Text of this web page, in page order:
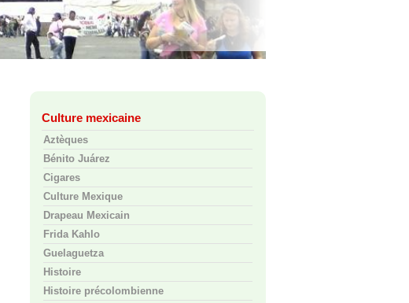
Culture mexicaine
Aztèques
Bénito Juárez
Cigares
Culture Mexique
Drapeau Mexicain
Frida Kahlo
Guelaguetza
Histoire
Histoire précolombienne